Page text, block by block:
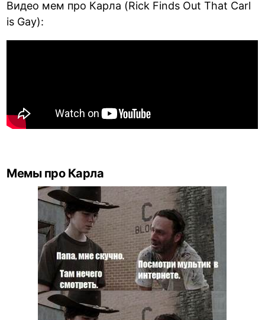
Видео мем про Карла (Rick Finds Out That Carl
is Gay):
Мемы про Карла